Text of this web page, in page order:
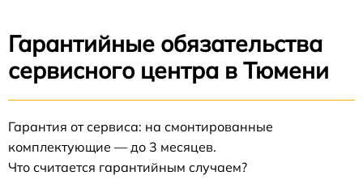
Гарантийные обязательства
сервисного центра в Тюмени
Гарантия от сервиса: на смонтированные
комплектующие — до 3 месяцев.
Что считается гарантийным случаем?